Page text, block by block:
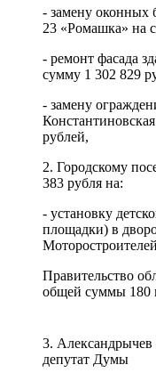
- замену
23 «Ромашка» на
- ремонт фасада
сумму 1 302 829
- замену
рублей,
2. Городскому
383 рубля на:
- установку
площадки) в
Правительство
общей суммы 180
3.
депутат Думы